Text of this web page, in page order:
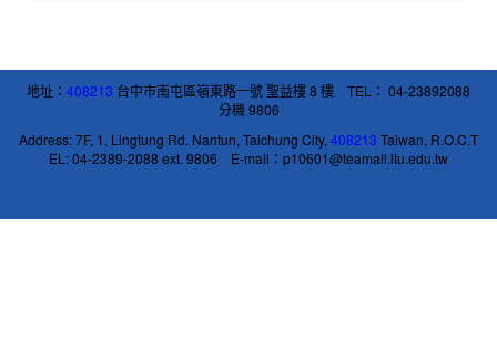
地址： 408213 台中市南屯區嶺東路一號 聖益樓 8 樓 TEL： 04-23892088
分機 9806
Address: 7F, 1, Lingtung Rd. Nantun, Taichung City, 408213 Taiwan, R.O.C.T
EL: 04-2389-2088 ext. 9806 E-mail：p10601@teamail.ltu.edu.tw